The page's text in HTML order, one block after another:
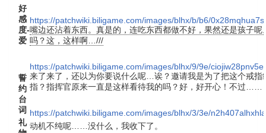
好
感
度-
爱
https://patchwiki.biligame.com/images/blhx/b/b6/
嘴边还沾着东西。真是的，连吃东西都做不好，果然还是孩子
吗？这，这样啊…///
https://patchwiki.biligame.com/images/blhx/9/9e/
誓
约
台
词
来了来了，还以为你要说什么呢…诶？邀请我是为了把这个戒指
指？指挥官原来一直是这样看待我的吗？好，好开心！不过……
https://patchwiki.biligame.com/images/blhx/3/3e/
礼 动机不纯呢……没什么，我收下了。